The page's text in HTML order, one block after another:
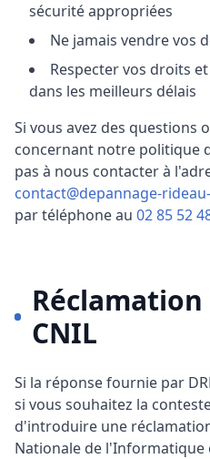
sécurité appropriées
Ne jamais vendre vos
Respecter vos droits
dans les meilleurs délais
Si vous avez des questions
concernant notre politique
pas à nous contacter à
contact@depannage-
par téléphone au 02 85 52
CNIL
Si la réponse fournie par
si vous souhaitez la
d'introduire une
Nationale de l'Informatique